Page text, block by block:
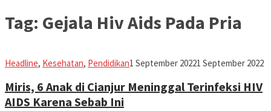
Tag: Gejala Hiv Aids Pada Pria
Headline, Kesehatan, PendidikanIman
1 September 20221 September 2022
Miris, 6 Anak di Cianjur Meninggal Terinfeksi HIV
AIDS Karena Sebab Ini